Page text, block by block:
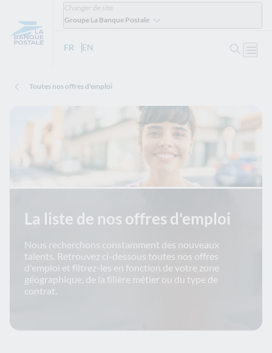
Changer de site
Groupe La Banque Postale
FR - Version française
EN
Toutes nos offres d'emploi
La liste de nos offres d'emploi
Nous recherchons constamment des nouveaux
talents. Retrouvez ci-dessous toutes nos offres
d'emploi et filtrez-les en fonction de votre zone
géographique, de la filière métier ou du type de
contrat.